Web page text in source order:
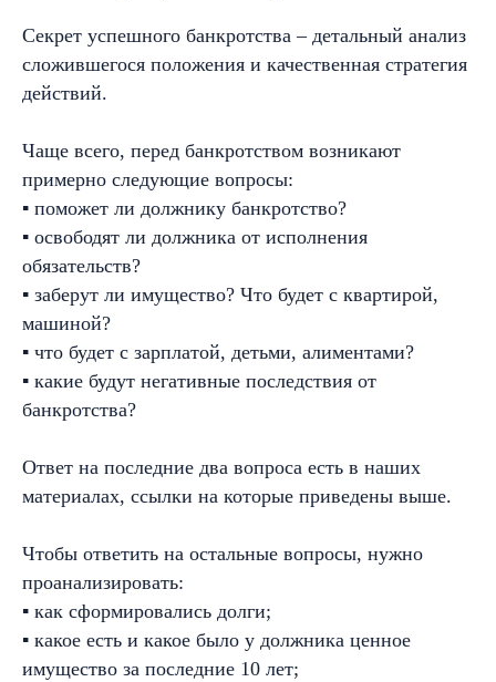
Секрет успешного банкротства – детальный анализ
сложившегося положения и качественная стратегия
действий.
Чаще всего, перед банкротством возникают
примерно следующие вопросы:
▪ поможет ли должнику банкротство?
▪ освободят ли должника от исполнения
обязательств?
▪ заберут ли имущество? Что будет с квартирой,
машиной?
▪ что будет с зарплатой, детьми, алиментами?
▪ какие будут негативные последствия от
банкротства?
Ответ на последние два вопроса есть в наших
материалах, ссылки на которые приведены выше.
Чтобы ответить на остальные вопросы, нужно
проанализировать:
▪ как сформировались долги;
▪ какое есть и какое было у должника ценное
имущество за последние 10 лет;